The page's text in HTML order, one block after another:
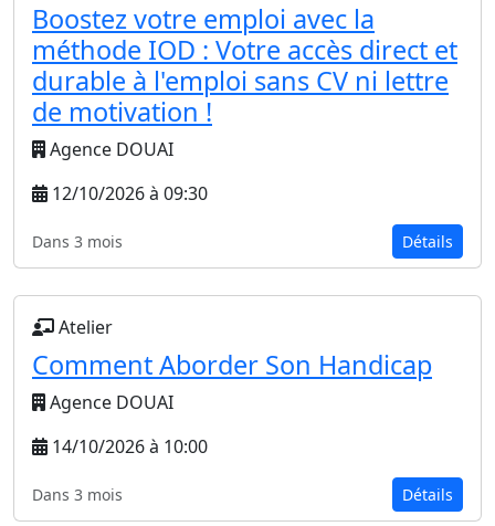
Boostez votre emploi avec la
méthode IOD : Votre accès direct et
durable à l'emploi sans CV ni lettre
de motivation !
Agence DOUAI
12/10/2026 à 09:30
Dans 3 mois Détails
Atelier
Comment Aborder Son Handicap
Agence DOUAI
14/10/2026 à 10:00
Dans 3 mois Détails